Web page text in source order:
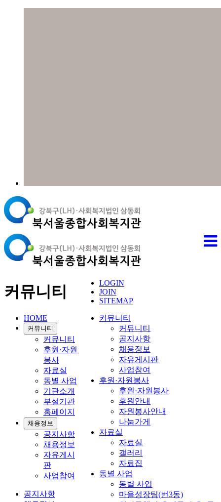
LOGIN
JOIN
SITEMAP
커뮤니티
커뮤니티
공지사항
채용정보
자유게시판
사업참여
후원·자원봉사
후원·자원봉사
후원안내
자원봉사안내
나눔가게
자료실
자료실
갤러리
자료집
동별 사업
동별 사업
마을성장팀(번3동)
커뮤니티
HOME
커뮤니티
커뮤니티
후원·자원
봉사
자료실
동별 사업
기관소개
부설기관
홈페이지
채용정보
공지사항
채용정보
자유게시
판
사업참여
공지사항